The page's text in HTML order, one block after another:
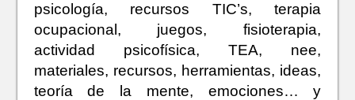
psicología, recursos TIC’s, terapia
ocupacional, juegos, fisioterapia,
actividad psicofísica, TEA, nee,
materiales, recursos, herramientas, ideas,
teoría de la mente, emociones… y